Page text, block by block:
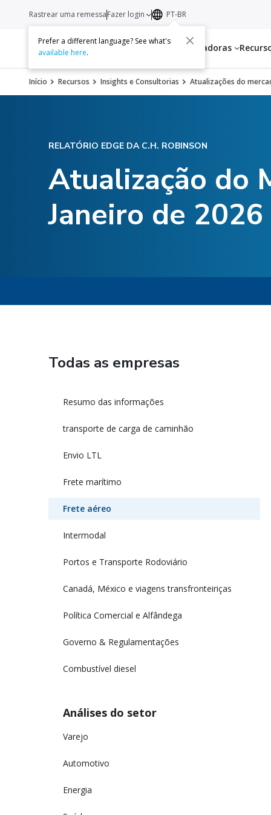
Serviços Transportadoras
Rastrear uma remessaFazer login PT-BR
Prefer a different language? See what's
available here.
Início Recursos Insights e Consultorias Atualizações do
RELATÓRIO EDGE DA C.H. ROBINSON
Atualização do
Janeiro de 2026
Todas as empresas
Resumo das informações
transporte de carga de caminhão
Envio LTL
Frete marítimo
Frete aéreo
Intermodal
Portos e Transporte Rodoviário
Canadá, México e viagens transfronteiriças
Política Comercial e Alfândega
Governo & Regulamentações
Combustível diesel
Análises do setor
Varejo
Automotivo
Energia